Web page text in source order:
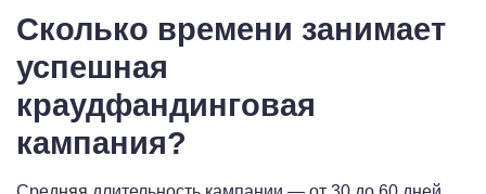
Сколько времени занимает
успешная
краудфандинговая
кампания?